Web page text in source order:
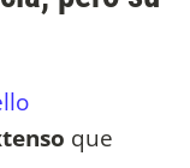
que